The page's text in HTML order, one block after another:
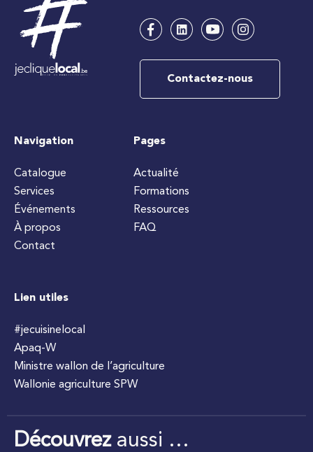
Contactez-nous
Navigation
Catalogue
Services
Événements
À propos
Contact
Pages
Actualité
Formations
Ressources
FAQ
Lien utiles
#jecuisinelocal
Apaq-W
Ministre wallon de l’agriculture
Wallonie agriculture SPW
Découvrezaussi …